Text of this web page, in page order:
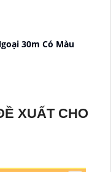
30m Có Màu
XUẤT CHO